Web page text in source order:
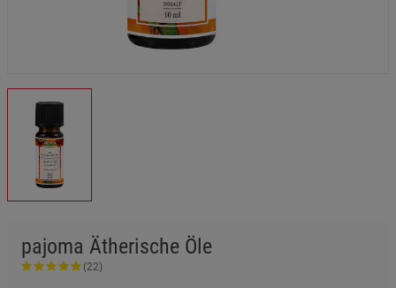
pajoma Ätherische Öle
(22)